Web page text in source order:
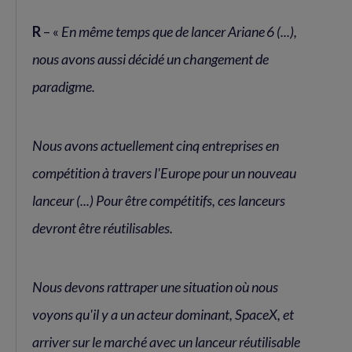
R– « En même temps que de lancer Ariane 6 (...),
nous avons aussi décidé un changement de
paradigme.
Nous avons actuellement cinq entreprises en
compétition à travers l'Europe pour un nouveau
lanceur (...) Pour être compétitifs, ces lanceurs
devront être réutilisables.
Nous devons rattraper une situation où nous
voyons qu'il y a un acteur dominant, SpaceX, et
arriver sur le marché avec un lanceur réutilisable